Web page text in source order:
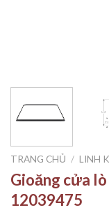
TRANG CHỦ / LINH
Gioăng cửa
12039475